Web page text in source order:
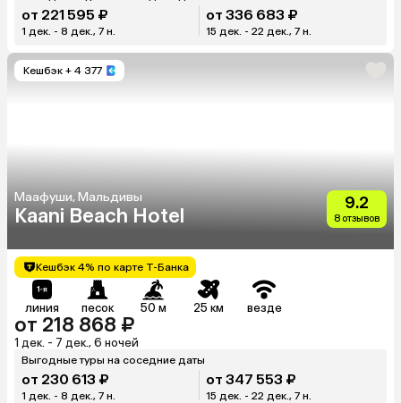
от 221 595 ₽
1 дек. - 8 дек., 7 н.
от 336 683 ₽
15 дек. - 22 дек., 7 н.
Кешбэк + 4 377
Маафуши, Мальдивы
Kaani Beach Hotel
9.2
8 отзывов
Кешбэк 4% по карте Т-Банка
линия песок 50 м 25 км везде
от 218 868 ₽
1 дек. - 7 дек., 6 ночей
Выгодные туры на соседние даты
от 230 613 ₽
1 дек. - 8 дек., 7 н.
от 347 553 ₽
15 дек. - 22 дек., 7 н.